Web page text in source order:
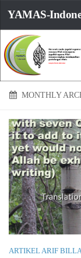
YAMAS-
MONTHLY
ARTIKEL ARIF